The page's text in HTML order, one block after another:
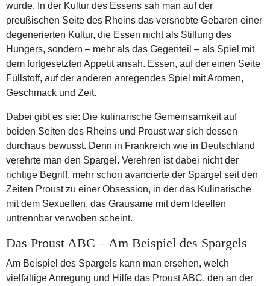
wurde. In der Kultur des Essens sah man auf der
preußischen Seite des Rheins das versnobte Gebaren einer
degenerierten Kultur, die Essen nicht als Stillung des
Hungers, sondern – mehr als das Gegenteil – als Spiel mit
dem fortgesetzten Appetit ansah. Essen, auf der einen Seite
Füllstoff, auf der anderen anregendes Spiel mit Aromen,
Geschmack und Zeit.
Dabei gibt es sie: Die kulinarische Gemeinsamkeit auf
beiden Seiten des Rheins und Proust war sich dessen
durchaus bewusst. Denn in Frankreich wie in Deutschland
verehrte man den Spargel. Verehren ist dabei nicht der
richtige Begriff, mehr schon avancierte der Spargel seit den
Zeiten Proust zu einer Obsession, in der das Kulinarische
mit dem Sexuellen, das Grausame mit dem Ideellen
untrennbar verwoben scheint.
Das Proust ABC – Am Beispiel des Spargels
Am Beispiel des Spargels kann man ersehen, welch
vielfältige Anregung und Hilfe das Proust ABC, den an der